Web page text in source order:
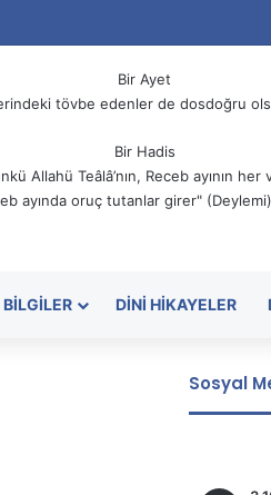
Bir Ayet
tövbe edenler de dosdoğru
Bir Hadis
Allahü Teâlâ’nın, Receb ayının
ayında oruç tutanlar girer" (Deylemi)
DINI HIKAYELER
Sosyal